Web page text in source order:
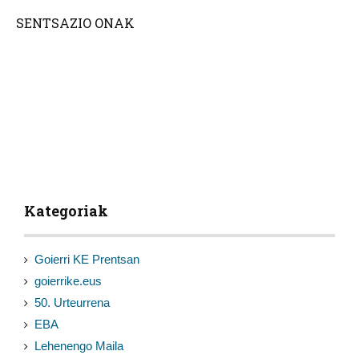
SENTSAZIO ONAK
Kategoriak
Goierri KE Prentsan
goierrike.eus
50. Urteurrena
EBA
Lehenengo Maila